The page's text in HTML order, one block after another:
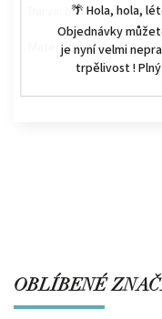
🌴 Hola, hola,
Objednávky
je nyní velmi
trpělivost !
Barva: bílá
Materiál: polyresin
OBLÍBENÉ